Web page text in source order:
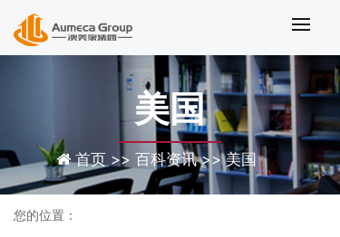
移民资讯列表
美国
首页 >> 百科资讯 >>美国
您的位置：